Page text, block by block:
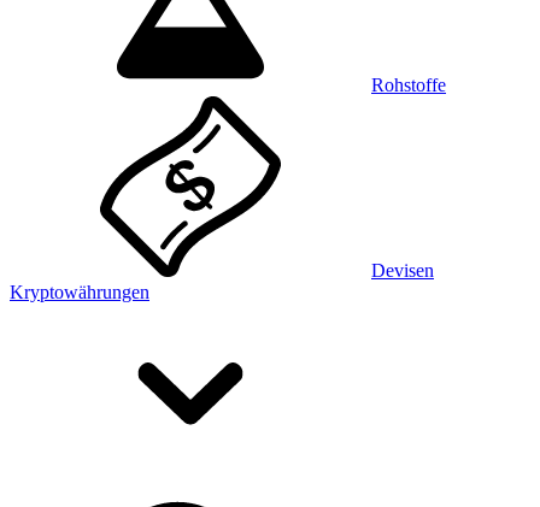
Rohstoffe
Devisen
Kryptowährungen